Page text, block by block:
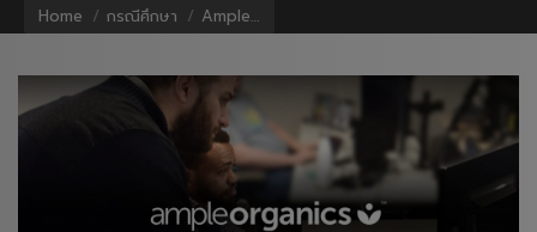
You are here:
Home กรณีศึกษา Ample…